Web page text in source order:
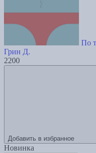
По
Грин Д.
2200
Добавить в избранное
Новинка